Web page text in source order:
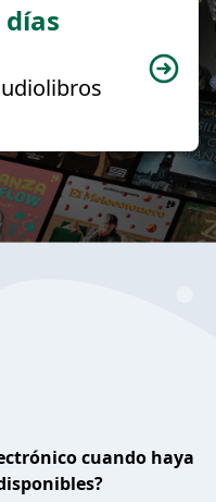
cuando haya